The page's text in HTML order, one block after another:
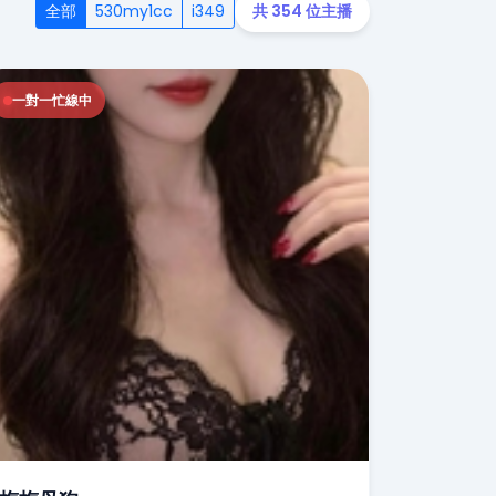
全部 530my1cc i349 共 354 位主播
一對一忙線中